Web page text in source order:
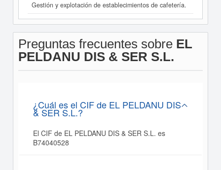
Gestión y explotación de establecimientos de cafetería.
Preguntas frecuentes sobre EL
PELDANU DIS & SER S.L.
¿Cuál es el CIF de EL PELDANU DIS
& SER S.L.?
El CIF de EL PELDANU DIS & SER S.L. es
B74040528